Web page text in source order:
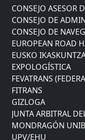
CONSEJO ASESOR
CONSEJO DE
CONSEJO DE
EUROPEAN ROAD
EUSKO IKASKUNTZA
EXPOLOGÍSTICA
FEVATRANS
FITRANS
GIZLOGA
JUNTA ARBITRAL
MONDRAGÓN
UPV/EHU